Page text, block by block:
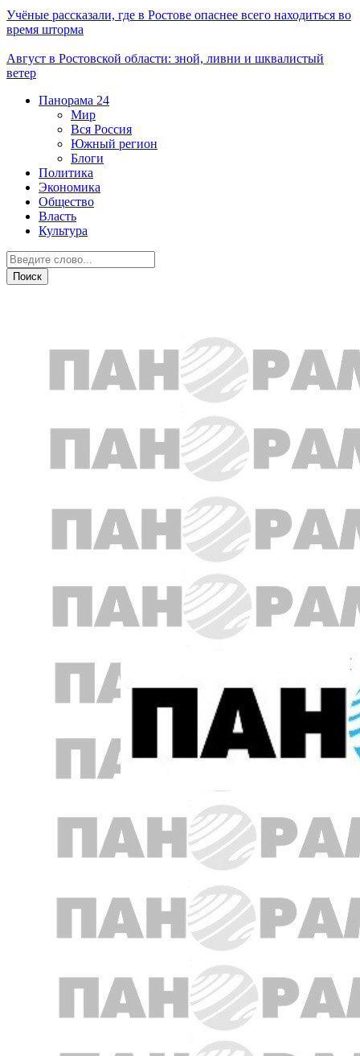
Учёные рассказали, где в Ростове опаснее всего находиться во
время шторма
Август в Ростовской области: зной, ливни и шквалистый
ветер
Панорама 24
Мир
Вся Россия
Южный регион
Блоги
Политика
Экономика
Общество
Власть
Культура